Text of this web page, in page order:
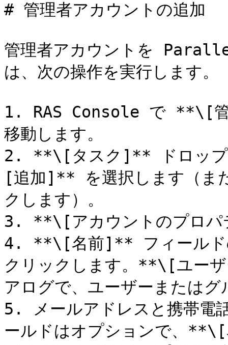
# 管理者アカウントの追加
管理者アカウントを
は、次の操作を実行します。
1. RAS Console で **\[
移動します。
2. **\[タスク]** ドロップ
[追加]** を選択します（
クします）。
3. **\[アカウントのプロパ
4. **\[名前]** フィール
クリックします。**\[ユー
アログで、ユーザーまたは
5. メールアドレスと携帯電
ールドはオプションで、